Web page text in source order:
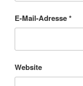
E-Mail-Adresse*
Website